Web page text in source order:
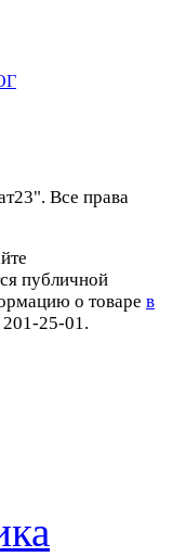
Все права
публичной
о товаре в
25-01.